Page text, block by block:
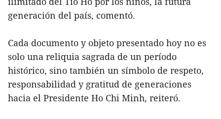
generación del país, comentó.
Cada documento y objeto presentado hoy no es
solo una reliquia sagrada de un período
histórico, sino también un símbolo de respeto,
responsabilidad y gratitud de generaciones
hacia el Presidente Ho Chi Minh, reiteró.